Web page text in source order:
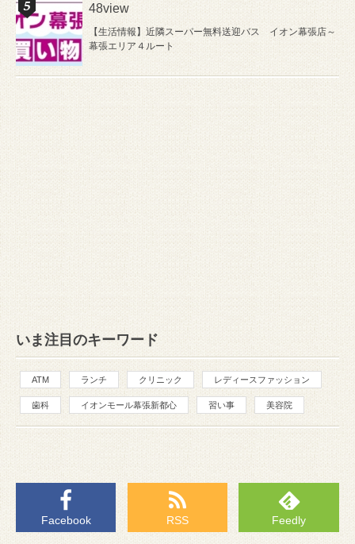
48view
【生活情報】近隣スーパー無料送迎バス イオン幕張店～
幕張エリア４ルート
いま注目のキーワード
ATM ランチ クリニック レディースファッション
歯科 イオンモール幕張新都心 習い事 美容院
Facebook RSS Feedly